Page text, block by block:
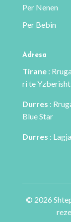
produktit
Per Nenen
Per Bebin
Adresa
Tirane :
ri te
Durres :
Blue Star
Durres :
© 2026